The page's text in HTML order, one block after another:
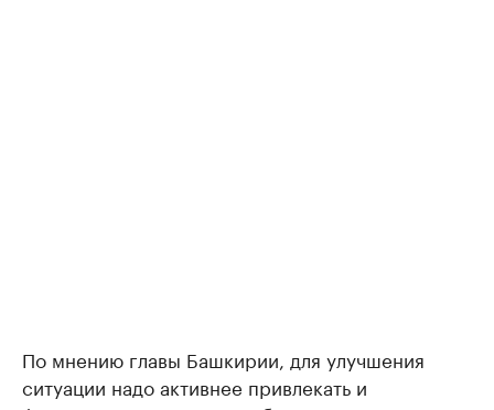
По мнению главы Башкирии, для улучшения
ситуации надо активнее привлекать и